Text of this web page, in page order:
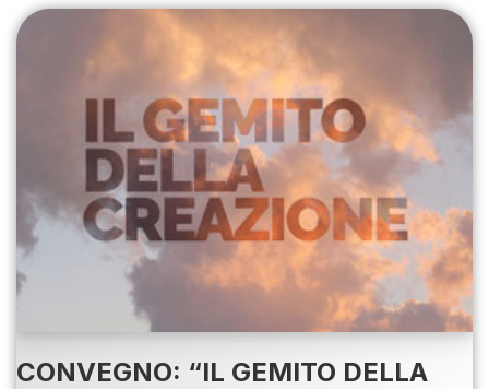
CONVEGNO: “IL GEMITO DELLA